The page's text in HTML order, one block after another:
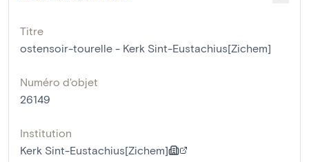
Titre
ostensoir-tourelle - Kerk Sint-Eustachius[Zichem]
Numéro d'objet
26149
Institution
Kerk Sint-Eustachius[Zichem]